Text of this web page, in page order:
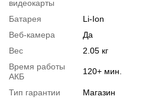
видеокарты
Батарея
Li-Ion
Веб-камера
Да
Вес
2.05 кг
Время работы
АКБ
120+ мин.
Тип гарантии
Магазин